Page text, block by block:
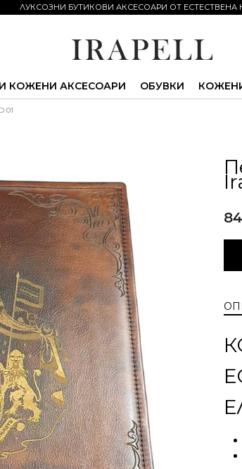
ЛУКСОЗНИ БУТИКОВИ АКСЕСОАРИ ОТ ЕСТЕСТВЕНА
КОЖЕНИ АКСЕСОАРИ ОБУВКИ
01